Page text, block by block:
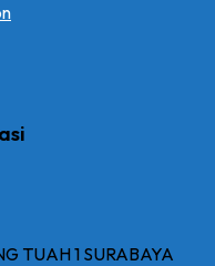
TUAH 1 SURABAYA